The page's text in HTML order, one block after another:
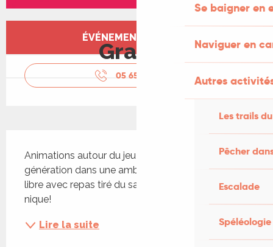
Se baigner en
Naviguer en
Autres
Les trails
Pêcher
Escalade
Spéléologie
Ouverture et coordonnées
ÉVÉNEMENT TERMINÉ
Gratuit
05 65 53 26
Animations autour du jeu vidéo d’ancienne
génération dans une ambiance conviviale ; accès
libre avec repas tiré du sac. Apportez votre pique-
nique!
Lire la suite